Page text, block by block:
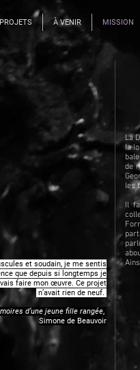
PROJETS À VENIR MISSION
et soudain, je me sentis
que depuis si longtemps je
faire mon œuvre. Ce projet
n’avait rien de neuf.
d’une jeune fille rangée,
Simone de Beauvoir
La
la
de
les
Il